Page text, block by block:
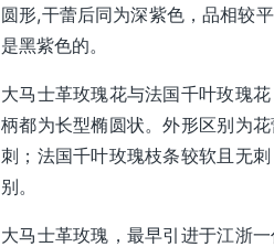
圆形,干蕾后同为深紫色，品相较
是黑紫色的。
大马士革玫瑰花与法国千叶玫瑰
柄都为长型椭圆状。外形区别为
刺；法国千叶玫瑰枝条较软且无
别。
大马士革玫瑰，最早引进于江浙